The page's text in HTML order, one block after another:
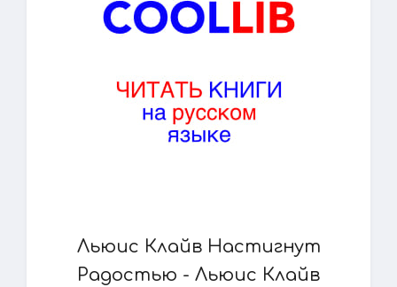
Льюис Клайв Настигнут
Радостью - Льюис Клайв